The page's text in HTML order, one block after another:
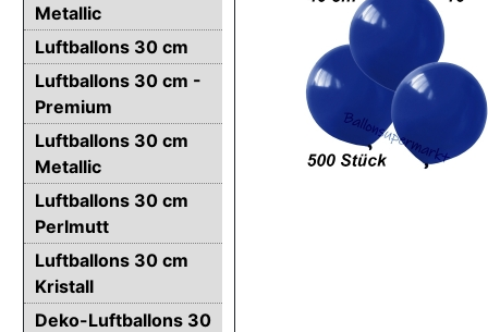
Metallic
Luftballons 30 cm
Luftballons 30 cm -
Premium
Luftballons 30 cm
Metallic
Luftballons 30 cm
Perlmutt
Luftballons 30 cm
Kristall
Deko-Luftballons 30